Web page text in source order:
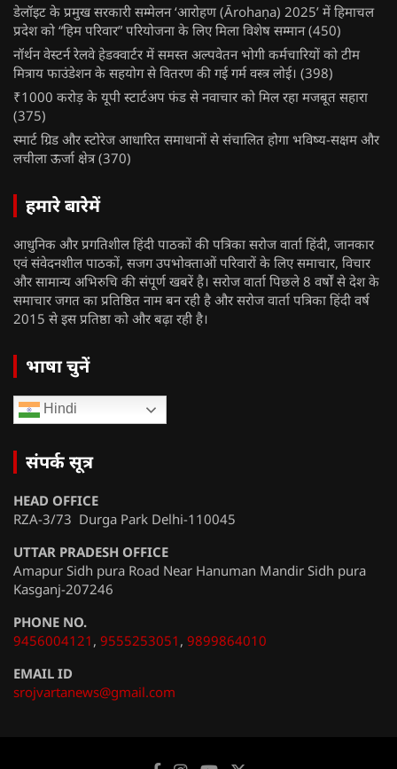
डेलॉइट के प्रमुख सरकारी सम्मेलन ‘आरोहण (Ārohaṇa) 2025’ में हिमाचल
प्रदेश को “हिम परिवार” परियोजना के लिए मिला विशेष सम्मान (450)
नॉर्थन वेस्टर्न रेलवे हेडक्वार्टर में समस्त अल्पवेतन भोगी कर्मचारियों को टीम
मित्राय फाउंडेशन के सहयोग से वितरण की गई गर्म वस्त्र लोई। (398)
₹1000 करोड़ के यूपी स्टार्टअप फंड से नवाचार को मिल रहा मजबूत सहारा
(375)
स्मार्ट ग्रिड और स्टोरेज आधारित समाधानों से संचालित होगा भविष्य-सक्षम और
लचीला ऊर्जा क्षेत्र (370)
हमारे बारेमें
आधुनिक और प्रगतिशील हिंदी पाठकों की पत्रिका सरोज वार्ता हिंदी, जानकार
एवं संवेदनशील पाठकों, सजग उपभोक्ताओं परिवारों के लिए समाचार, विचार
और सामान्य अभिरुचि की संपूर्ण खबरें है। सरोज वार्ता पिछले 8 वर्षों से देश के
समाचार जगत का प्रतिष्ठित नाम बन रही है और सरोज वार्ता पत्रिका हिंदी वर्ष
2015 से इस प्रतिष्ठा को और बढ़ा रही है।
भाषा चुनें
Hindi
संपर्क सूत्र
HEAD OFFICE
RZA-3/73 Durga Park Delhi-110045
UTTAR PRADESH OFFICE
Amapur Sidh pura Road Near Hanuman Mandir Sidh pura
Kasganj-207246
PHONE NO.
9456004121 , 9555253051 , 9899864010
EMAIL ID
srojvartanews@gmail.com